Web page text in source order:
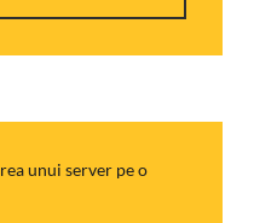
unui server pe o